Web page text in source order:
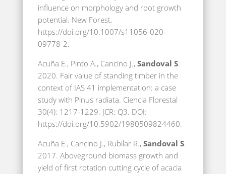
influence on morphology and root growth
potential. New Forest.
https://doi.org/10.1007/s11056-020-
09778-2.
Acuña E., Pinto A., Cancino J., Sandoval S.
2020. Fair value of standing timber in the
context of IAS 41 implementation: a case
study with Pinus radiata. Ciencia Florestal
30(4): 1217-1229. JCR: Q3. DOI:
https://doi.org/10.5902/1980509824460.
Acuña E., Cancino J., Rubilar R., Sandoval S.
2017. Aboveground biomass growth and
yield of first rotation cutting cycle of acacia